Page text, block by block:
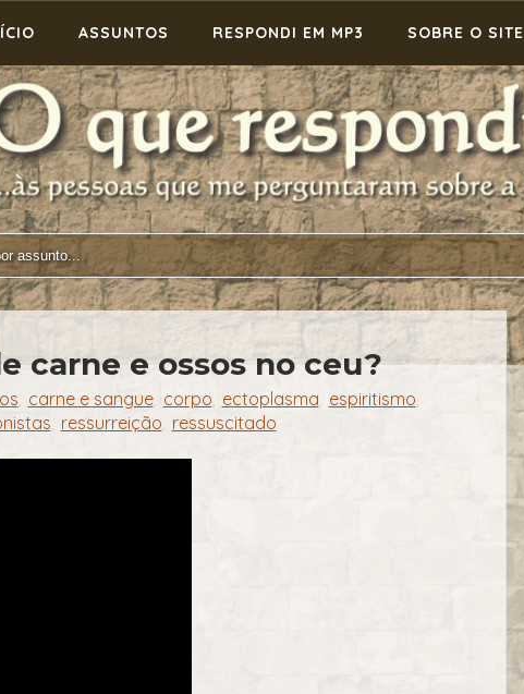
ASSUNTOS RESPONDI EM MP3 SOBRE O SITE
carne e ossos no ceu?
carne e sangue, corpo ectoplasma espiritismo
ressurreição ressuscitado